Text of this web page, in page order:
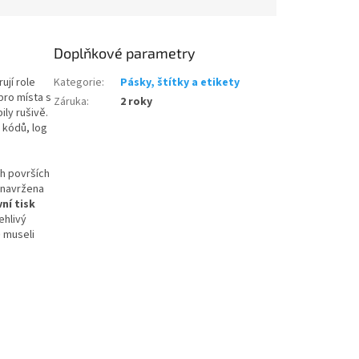
role
místa s
rušivě.
log
površích
tisk
Doplňkové parametry
Kategorie:
Pásky, štítky a etikety
Záruka: 2 roky